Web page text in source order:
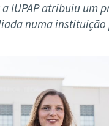
IUPAP atribuiu um
numa instituição